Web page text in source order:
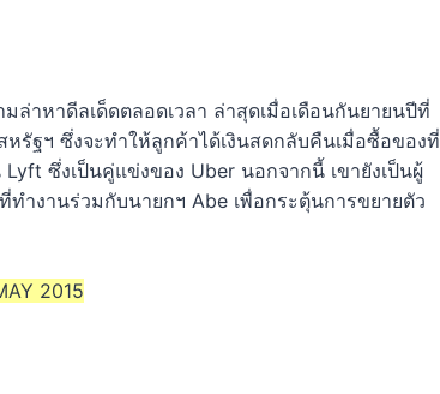
าหาดีลเด็ดตลอดเวลา ล่าสุดเมื่อเดือนกันยายนปีที่
รัฐฯ ซึ่งจะทำให้ลูกค้าได้เงินสดกลับคืนเมื่อซื้อของที่
ซึ่งเป็นคู่แข่งของ Uber นอกจากนี้ เขายังเป็นผู้
ำงานร่วมกับนายกฯ Abe เพื่อกระตุ้นการขยายตัว
2015